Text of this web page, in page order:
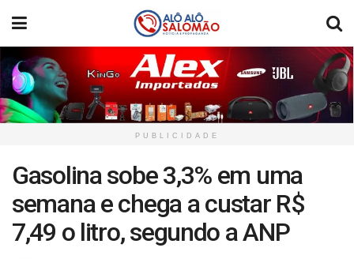
PUBLICIDADE
Gasolina sobe 3,3% em uma
semana e chega a custar R$
7,49 o litro, segundo a ANP